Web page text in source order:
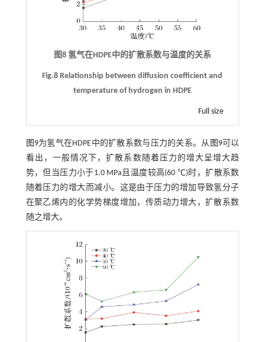
图8 氢气在HDPE中的扩散系数与温度的关系
Fig.8 Relationship between diffusion coefficient and
temperature of hydrogen in HDPE
Full size
图9为氢气在HDPE中的扩散系数与压力的关系。从 图9可以
看出，一般情况下，扩散系数随着压力的增大呈增大趋
势，但当压力小于1.0 MPa且温度较高(60 ℃)时，扩散系数
随着压力的增大而减小。这是由于压力的增加导致氢分子
在聚乙烯内的化学势梯度增加，传质动力增大，扩散系数
随之增大。